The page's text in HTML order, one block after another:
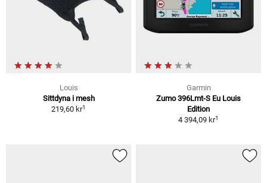
Louis
Sittdyna i mesh
219,60 kr1
Garmin
Zumo 396Lmt-S Eu Louis
Edition
4 394,09 kr1